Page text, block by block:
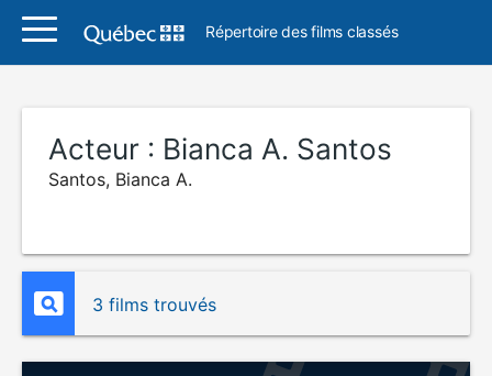
Répertoire des films classés
Acteur : Bianca A. Santos
Santos, Bianca A.
3 films trouvés